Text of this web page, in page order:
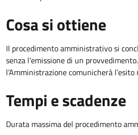
Cosa si ottiene
Il procedimento amministrativo si
senza l’emissione di un
l’Amministrazione comunicherà l’esito
Tempi e scadenze
Durata massima del procedimento